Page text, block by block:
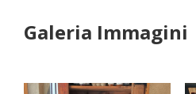
Galeria Immagini